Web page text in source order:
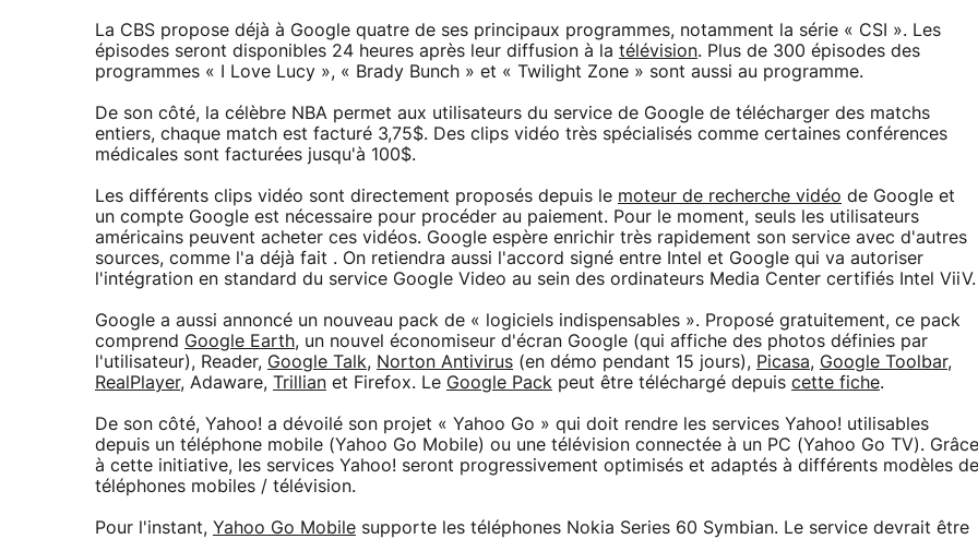
La CBS propose déjà à Google quatre de ses principaux programmes, notamment la série « CSI ». Les
épisodes seront disponibles 24 heures après leur diffusion à la télévision. Plus de 300 épisodes des
programmes « I Love Lucy », « Brady Bunch » et « Twilight Zone » sont aussi au programme.
De son côté, la célèbre NBA permet aux utilisateurs du service de Google de télécharger des matchs
entiers, chaque match est facturé 3,75$. Des clips vidéo très spécialisés comme certaines conférences
médicales sont facturées jusqu'à 100$.
Les différents clips vidéo sont directement proposés depuis le moteur de recherche vidéo de Google et
un compte Google est nécessaire pour procéder au paiement. Pour le moment, seuls les utilisateurs
américains peuvent acheter ces vidéos. Google espère enrichir très rapidement son service avec d'autres
sources, comme l'a déjà fait . On retiendra aussi l'accord signé entre Intel et Google qui va autoriser
l'intégration en standard du service Google Video au sein des ordinateurs Media Center certifiés Intel ViiV.
Google a aussi annoncé un nouveau pack de « logiciels indispensables ». Proposé gratuitement, ce pack
comprend Google Earth, un nouvel économiseur d'écran Google (qui affiche des photos définies par
l'utilisateur), Reader, Google Talk, Norton Antivirus (en démo pendant 15 jours), Picasa, Google Toolbar,
RealPlayer, Adaware, Trillian et Firefox. Le Google Pack peut être téléchargé depuis cette fiche.
De son côté, Yahoo! a dévoilé son projet « Yahoo Go » qui doit rendre les services Yahoo! utilisables
depuis un téléphone mobile (Yahoo Go Mobile) ou une télévision connectée à un PC (Yahoo Go TV). Grâce
à cette initiative, les services Yahoo! seront progressivement optimisés et adaptés à différents modèles de
téléphones mobiles / télévision.
Pour l'instant, Yahoo Go Mobile supporte les téléphones Nokia Series 60 Symbian. Le service devrait être